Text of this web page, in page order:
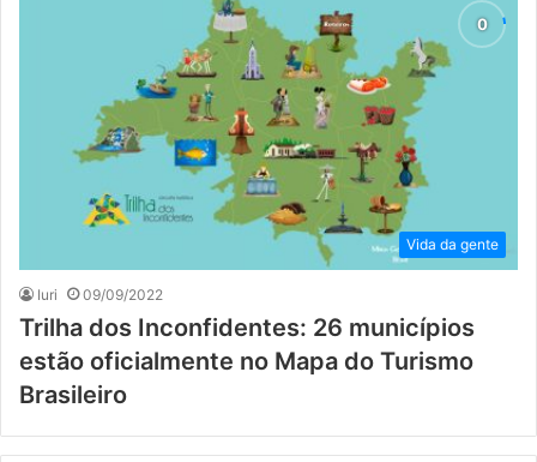
Vida da gente
Iuri 09/09/2022
Trilha dos Inconfidentes: 26 municípios
estão oficialmente no Mapa do Turismo
Brasileiro